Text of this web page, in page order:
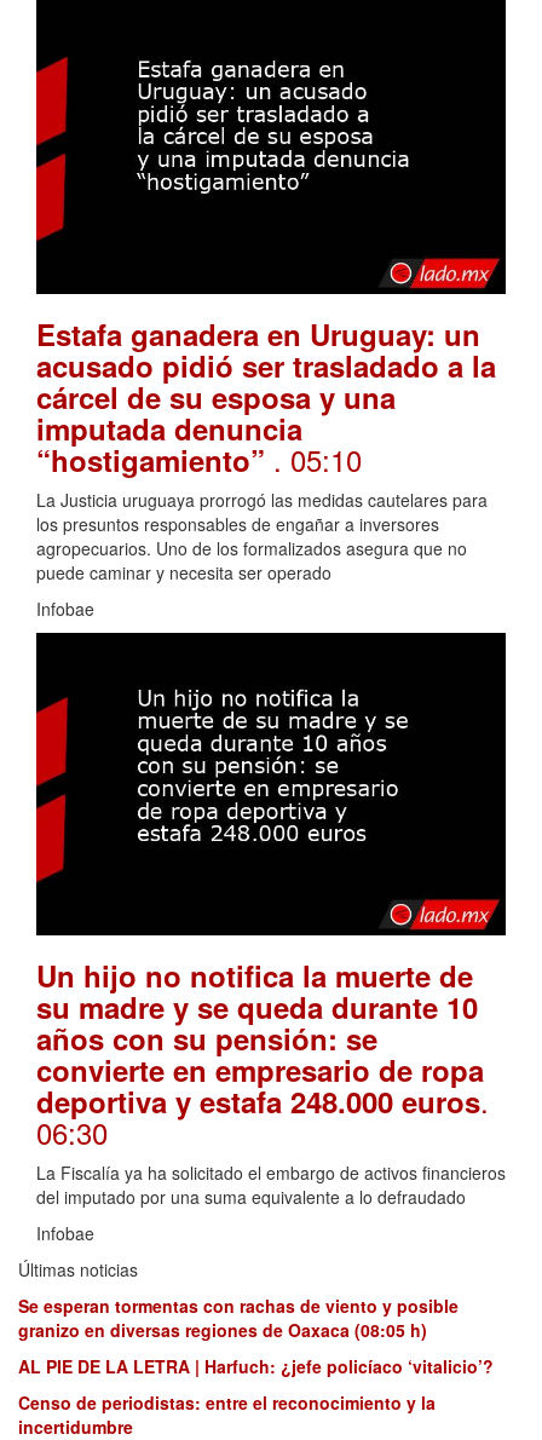
Estafa ganadera en Uruguay: un
acusado pidió ser trasladado a la
cárcel de su esposa y una
imputada denuncia
“hostigamiento” . 05:10
La Justicia uruguaya prorrogó las medidas cautelares para
los presuntos responsables de engañar a inversores
agropecuarios. Uno de los formalizados asegura que no
puede caminar y necesita ser operado
Infobae
Un hijo no notifica la muerte de
su madre y se queda durante 10
años con su pensión: se
convierte en empresario de ropa
deportiva y estafa 248.000 euros.
06:30
La Fiscalía ya ha solicitado el embargo de activos financieros
del imputado por una suma equivalente a lo defraudado
Infobae
Últimas noticias
Se esperan tormentas con rachas de viento y posible
granizo en diversas regiones de Oaxaca (08:05 h)
AL PIE DE LA LETRA | Harfuch: ¿jefe policíaco ‘vitalicio’?
Censo de periodistas: entre el reconocimiento y la
incertidumbre